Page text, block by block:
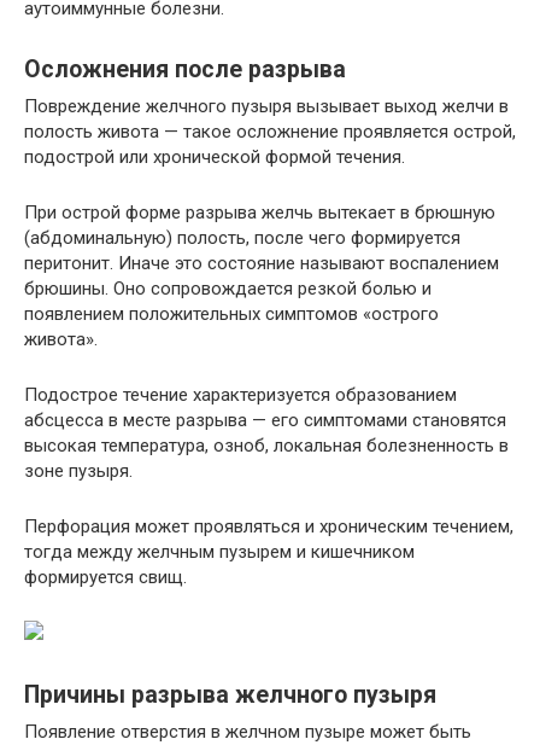
аутоиммунные болезни.
Осложнения после разрыва
Повреждение желчного пузыря вызывает выход желчи в
полость живота — такое осложнение проявляется острой,
подострой или хронической формой течения.
При острой форме разрыва желчь вытекает в брюшную
(абдоминальную) полость, после чего формируется
перитонит. Иначе это состояние называют воспалением
брюшины. Оно сопровождается резкой болью и
появлением положительных симптомов «острого
живота».
Подострое течение характеризуется образованием
абсцесса в месте разрыва — его симптомами становятся
высокая температура, озноб, локальная болезненность в
зоне пузыря.
Перфорация может проявляться и хроническим течением,
тогда между желчным пузырем и кишечником
формируется свищ.
Причины разрыва желчного пузыря
Появление отверстия в желчном пузыре может быть